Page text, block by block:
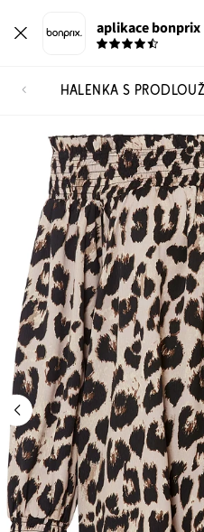
aplikace bonprix
HALENKA S